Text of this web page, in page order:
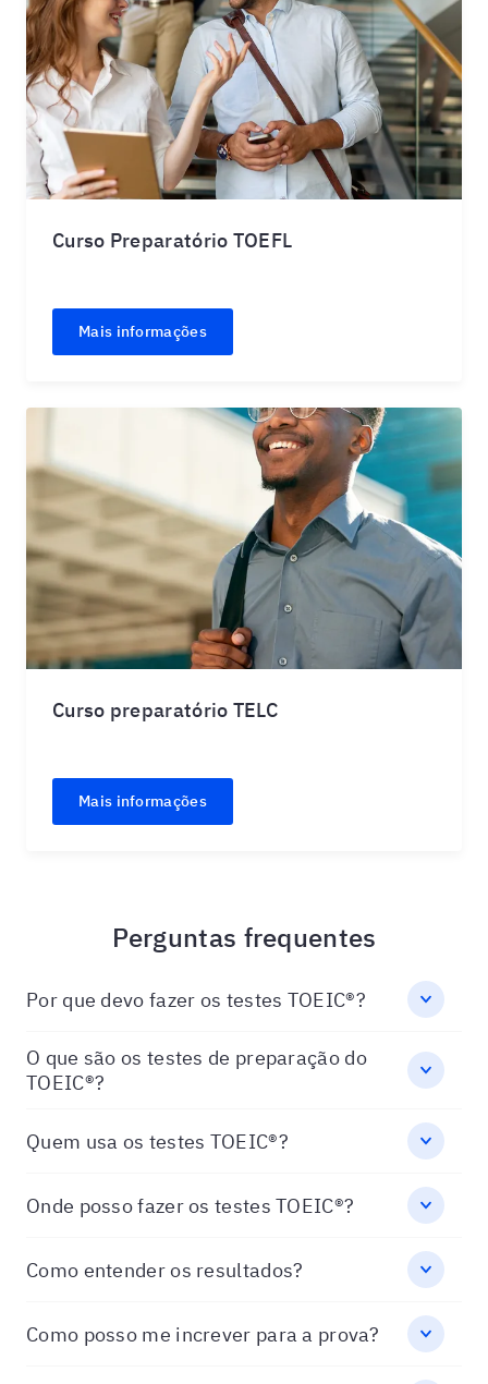
Curso Preparatório TOEFL
Mais informações
Curso preparatório TELC
Mais informações
Perguntas frequentes
Por que devo fazer os testes TOEIC®?
O que são os testes de preparação do
TOEIC®?
Quem usa os testes TOEIC®?
Onde posso fazer os testes TOEIC®?
Como entender os resultados?
Como posso me increver para a prova?